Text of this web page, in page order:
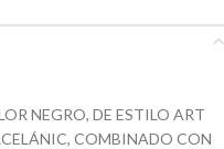
NEGRO, DE ESTILO ART
COMBINADO CON